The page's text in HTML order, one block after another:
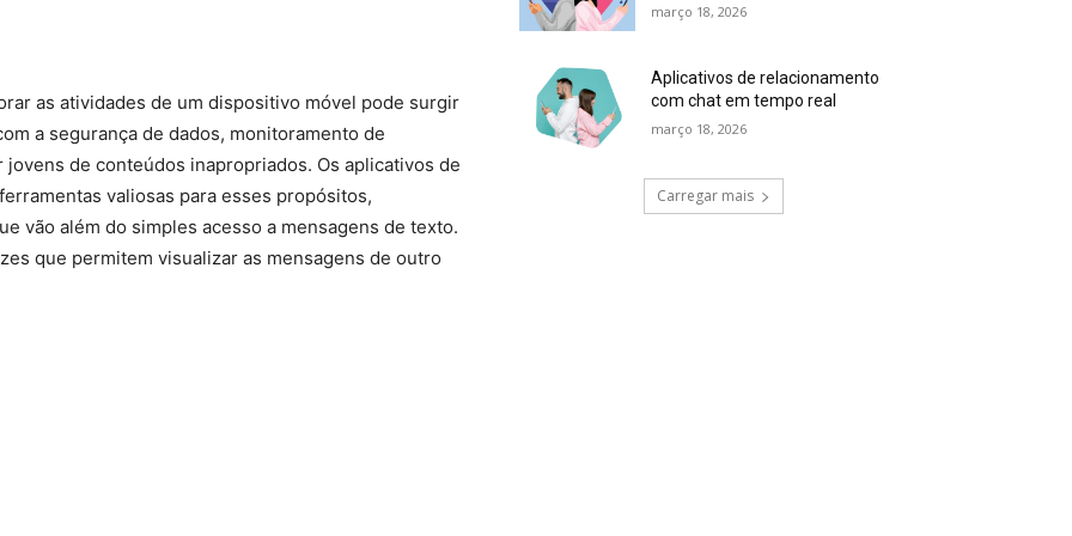
as atividades de um dispositivo móvel pode surgir
a segurança de dados, monitoramento de
de conteúdos inapropriados. Os aplicativos de
valiosas para esses propósitos,
vão além do simples acesso a mensagens de texto.
que permitem visualizar as mensagens de outro
março 18, 2026
Aplicativos de relacionamento
com chat em tempo real
março 18, 2026
Carregar mais